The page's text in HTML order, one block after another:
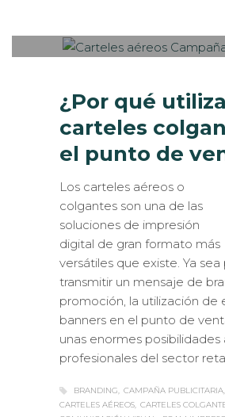
¿Por qué utilizar
carteles
el punto de
colgantes son una de las
soluciones de impresión
digital de gran formato más
versátiles que existe. Ya sea
transmitir un mensaje de
promoción, la utilización de
banners en el punto de
unas enormes posibilidades
profesionales del sector
CARTELES AÉREOS CARTELES
COMUNICACIÓN VISUAL FOAM